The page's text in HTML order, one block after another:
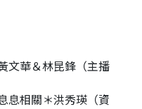
文華＆林昆鋒（主播
息相關＊洪秀瑛（資